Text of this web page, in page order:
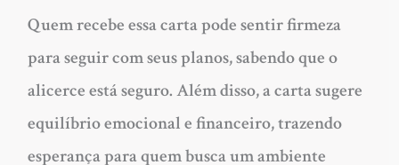
Quem recebe essa carta pode sentir firmeza
para seguir com seus planos, sabendo que o
alicerce está seguro. Além disso, a carta sugere
equilíbrio emocional e financeiro, trazendo
esperança para quem busca um ambiente